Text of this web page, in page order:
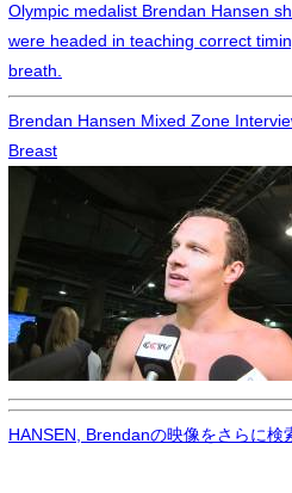
Olympic medalist Brendan Hansen
were headed in teaching correct
breath.
Brendan Hansen Mixed Zone
Breast
HANSEN, Brendanの映像をさらに検